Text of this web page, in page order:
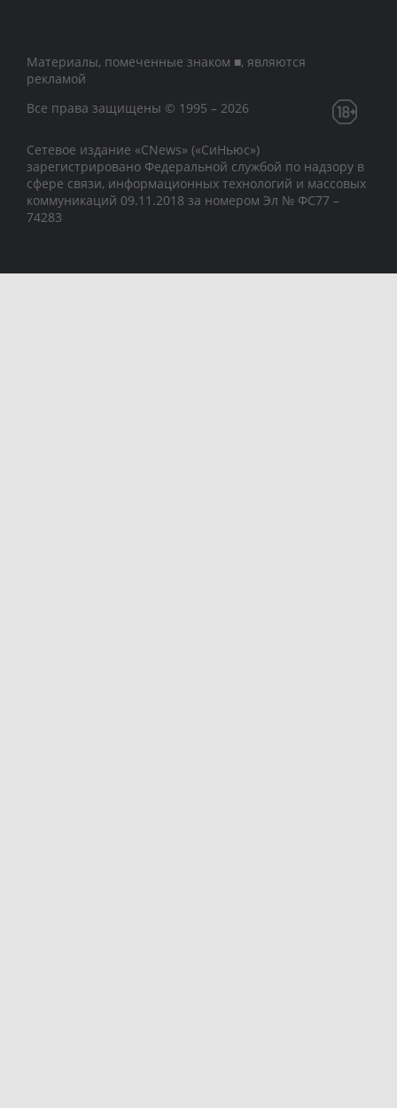
Материалы, помеченные знаком ■, являются
рекламой
Все права защищены © 1995 – 2026
Сетевое издание «CNews» («СиНьюс»)
зарегистрировано Федеральной службой по надзору в
сфере связи, информационных технологий и массовых
коммуникаций 09.11.2018 за номером Эл № ФС77 –
74283